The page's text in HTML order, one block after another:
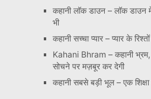
कहानी लॉक डाउन – लॉक डाउन
भी
कहानी सच्चा प्यार – प्यार के
Kahani Bhram – कहानी भ्रम,
सोचने पर मज़बूर कर देगी
कहानी सबसे बड़ी भूल – एक शिक्षा